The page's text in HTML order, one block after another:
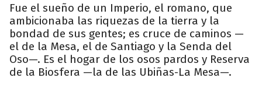
Fue el sueño de un Imperio, el romano, que
ambicionaba las riquezas de la tierra y la
bondad de sus gentes; es cruce de caminos —
el de la Mesa, el de Santiago y la Senda del
Oso—. Es el hogar de los osos pardos y Reserva
de la Biosfera —la de las Ubiñas-La Mesa—.